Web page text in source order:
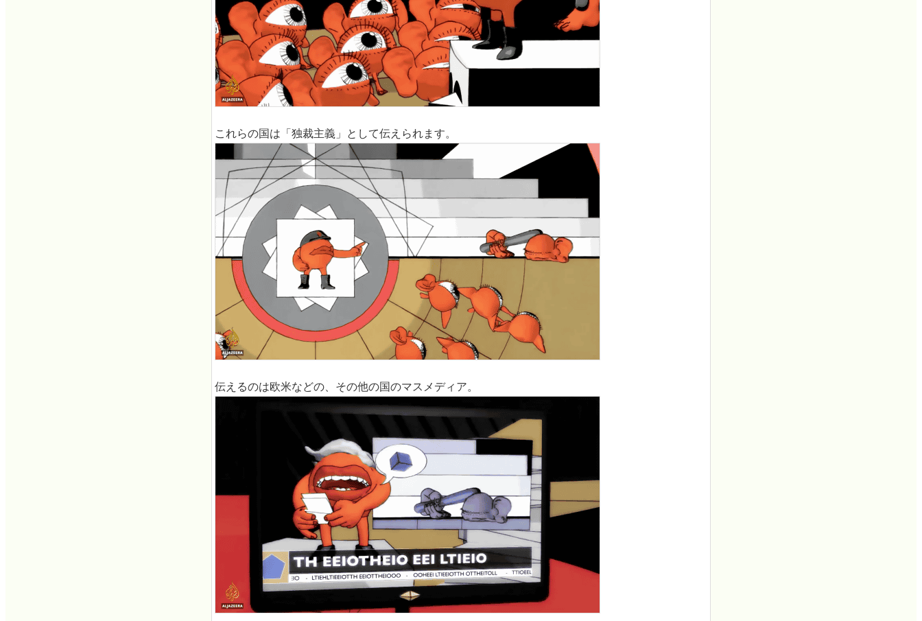
これらの国は「独裁主義」として伝えられます。
伝えるのは欧米などの、その他の国のマスメディア。